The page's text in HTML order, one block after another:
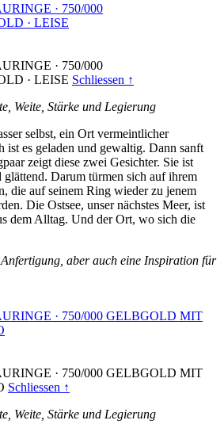
· 750/000
· LEISE
· 750/000
· LEISE Schliessen ↑
Weite, Stärke und Legierung
selbst, ein Ort vermeintlicher
ist es geladen und gewaltig. Dann sanft
zeigt diese zwei Gesichter. Sie ist
Darum türmen sich auf ihrem
die auf seinem Ring wieder zu jenem
Die Ostsee, unser nächstes Meer, ist
dem Alltag. Und der Ort, wo sich die
aber auch eine Inspiration für
· 750/000 GELBGOLD MIT
· 750/000 GELBGOLD MIT
Schliessen ↑
Weite, Stärke und Legierung